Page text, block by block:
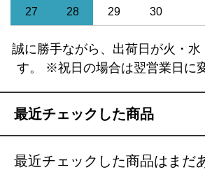
27 28 29 30
誠に勝手ながら、出荷日が火・水
す。 ※祝日の場合は翌営業日に
最近チェックした商品
最近チェックした商品はまだ